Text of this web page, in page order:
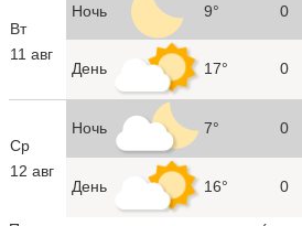
Вт
11 авг
Ночь 9° 0
День 17° 0
Ср
12 авг
Ночь 7° 0
День 16° 0